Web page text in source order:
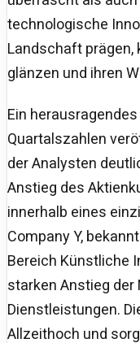
technologische
Landschaft prägen,
glänzen und ihren
Ein
Quartalszahlen
der Analysten
Anstieg des
innerhalb eines
Company Y,
Bereich Künstliche
starken Anstieg
Dienstleistungen.
Allzeithoch und